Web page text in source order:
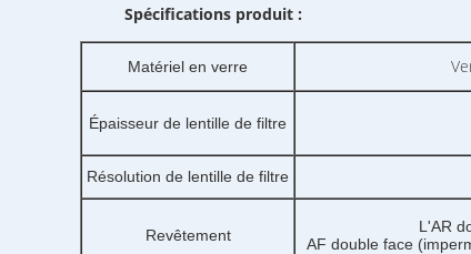
Spécifications produit :
Matériel en verre
Épaisseur de lentille de filtre
Résolution de lentille de filtre
Revêtement
L'AR
AF double face